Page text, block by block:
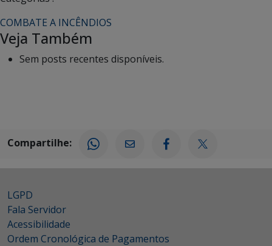
COMBATE A INCÊNDIOS
Veja Também
Sem posts recentes disponíveis.
Compartilhe:
LGPD
Fala Servidor
Acessibilidade
Ordem Cronológica de Pagamentos